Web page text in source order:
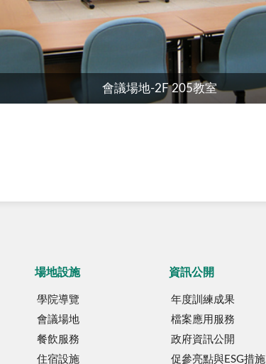
會議場地-2F 205教室
場地設施
學院導覽
會議場地
餐飲服務
住宿設施
資訊公開
年度訓練成果
檔案應用服務
政府資訊公開
促參亮點與ESG措施